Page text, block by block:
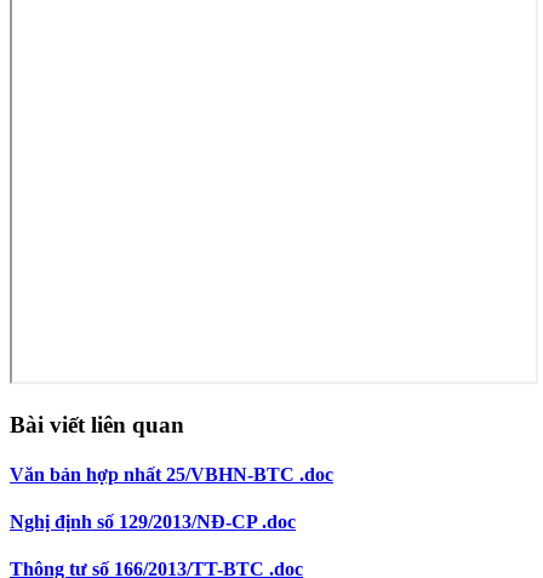
Bài viết liên quan
Văn bản hợp nhất 25/VBHN-BTC .doc
Nghị định số 129/2013/NĐ-CP .doc
Thông tư số 166/2013/TT-BTC .doc